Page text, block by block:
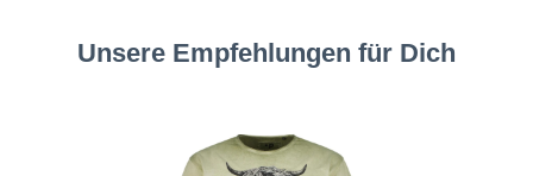
Unsere Empfehlungen für Dich